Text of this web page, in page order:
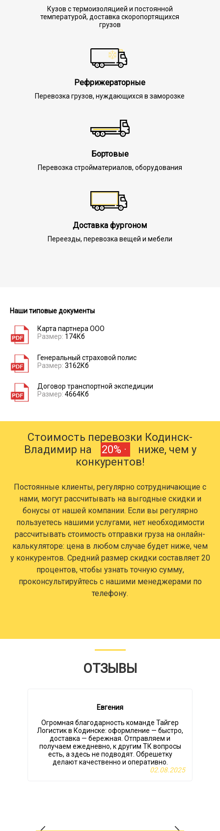
Кузов с термоизоляцией и постоянной
температурой, доставка скоропортящихся
грузов
Рефрижераторные
Перевозка грузов, нуждающихся в заморозке
Бортовые
Перевозка стройматериалов, оборудования
Доставка фургоном
Переезды, перевозка вещей и мебели
Наши типовые документы
Карта партнера ООО
Размер: 174Кб
Генеральный страховой полис
Размер: 3162Кб
Договор транспортной экспедиции
Размер: 4664Кб
Стоимость перевозки Кодинск-
Владимир на
20% ·
ниже, чем у
конкурентов!
Постоянные клиенты, регулярно сотрудничающие с
нами, могут рассчитывать на выгодные скидки и
бонусы от нашей компании. Если вы регулярно
пользуетесь нашими услугами, нет необходимости
рассчитывать стоимость отправки груза на онлайн-
калькуляторе: цена в любом случае будет ниже, чем
у конкурентов. Средний размер скидки составляет 20
процентов, чтобы узнать точную сумму,
проконсультируйтесь с нашими менеджерами по
телефону.
ОТЗЫВЫ
Евгения
Огромная благодарность команде Тайгер
Логистик в Кодинске: оформление — быстро,
доставка — бережная. Отправляем и
получаем ежедневно, к другим ТК вопросы
есть, а здесь не подводят. Обрешетку
делают качественно и оперативно.
02.08.2025